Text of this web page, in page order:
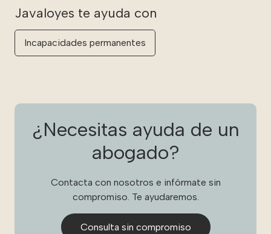
Incapacidades permanentes
¿Necesitas ayuda de un
abogado?
Contacta con nosotros e infórmate sin
compromiso. Te ayudaremos.
Consulta sin compromiso